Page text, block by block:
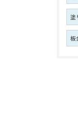
塗
板